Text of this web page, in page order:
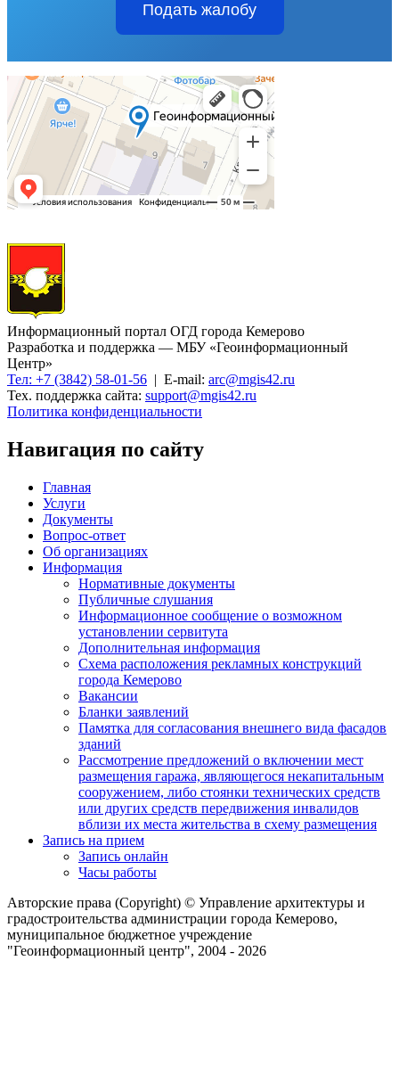
Подать жалобу
Информационный портал ОГД города Кемерово
Разработка и поддержка — МБУ «Геоинформационный
Центр»
Тел: +7 (3842) 58-01-56 | E-mail: arc@mgis42.ru
Тех. поддержка сайта: support@mgis42.ru
Политика конфиденциальности
Навигация по сайту
Главная
Услуги
Документы
Вопрос-ответ
Об организациях
Информация
Нормативные документы
Публичные слушания
Информационное сообщение о возможном
установлении сервитута
Дополнительная информация
Схема расположения рекламных конструкций
города Кемерово
Вакансии
Бланки заявлений
Памятка для согласования внешнего вида фасадов
зданий
Рассмотрение предложений о включении мест
размещения гаража, являющегося некапитальным
сооружением, либо стоянки технических средств
или других средств передвижения инвалидов
вблизи их места жительства в схему размещения
Запись на прием
Запись онлайн
Часы работы
Авторские права (Copyright) © Управление архитектуры и
градостроительства администрации города Кемерово,
муниципальное бюджетное учреждение
"Геоинформационный центр", 2004 - 2026